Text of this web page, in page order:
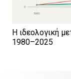
Η ιδεολογική
1980–2025